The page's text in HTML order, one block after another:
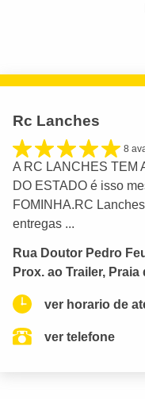
Rc Lanches
8
A RC LANCHES TEM
DO ESTADO é isso
FOMINHA.RC
entregas ...
Rua Doutor Pedro
Prox. ao Trailer,
ver horario de
ver telefone